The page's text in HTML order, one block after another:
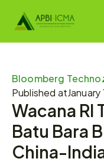
Bloomberg
Published at
Wacana RI
Batu Bara
China-